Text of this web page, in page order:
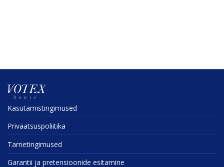
Kasuta­mis­tin­gi­mused
Privaat­sus­po­liitika
Tarne­tin­gi­mused
Garantii ja preten­sioonide esitamine